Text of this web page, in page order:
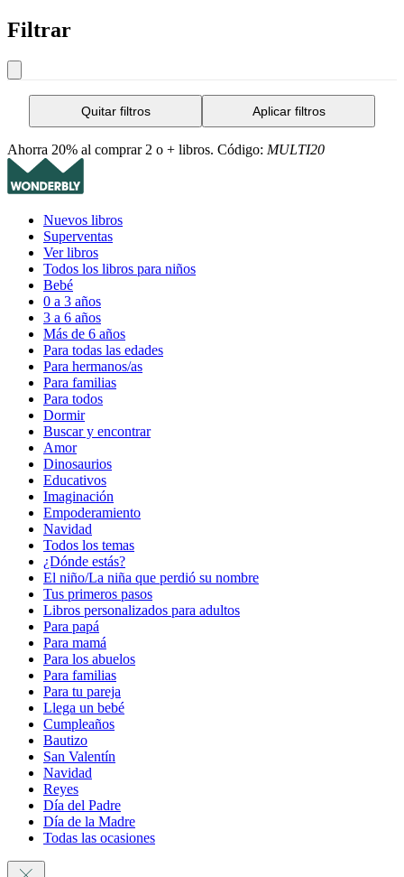
Filtrar
Quitar filtros Aplicar filtros
Ahorra 20% al comprar 2 o + libros. Código: MULTI20
Nuevos libros
Superventas
Ver libros
Todos los libros para niños
Bebé
0 a 3 años
3 a 6 años
Más de 6 años
Para todas las edades
Para hermanos/as
Para familias
Para todos
Dormir
Buscar y encontrar
Amor
Dinosaurios
Educativos
Imaginación
Empoderamiento
Navidad
Todos los temas
¿Dónde estás?
El niño/La niña que perdió su nombre
Tus primeros pasos
Libros personalizados para adultos
Para papá
Para mamá
Para los abuelos
Para familias
Para tu pareja
Llega un bebé
Cumpleaños
Bautizo
San Valentín
Navidad
Reyes
Día del Padre
Día de la Madre
Todas las ocasiones